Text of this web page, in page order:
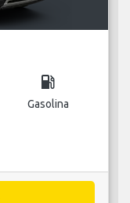
local_gas_station
Gasolina